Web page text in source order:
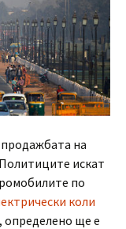
на
искат
по
коли
определено ще е